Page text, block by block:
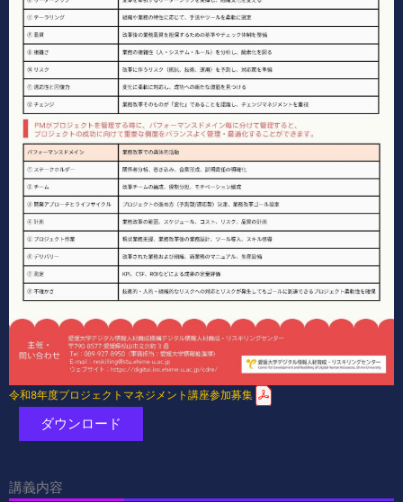
令和8年度プロジェクトマネジメント講座参加募集
ダウンロード
講義内容